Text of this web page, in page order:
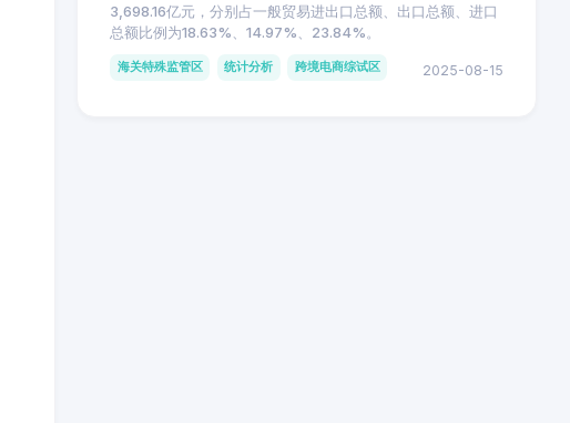
3,698.16亿元，分别占一般贸易进出口总额、出口总额、进口
总额比例为18.63%、14.97%、23.84%。
海关特殊监管区 统计分析 跨境电商综试区 2025-08-15